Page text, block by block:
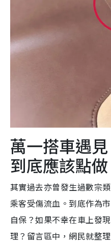
萬一搭車遇見
到底應該點做
其實過去亦曾發生過數宗
乘客受傷流血。到底作為
自保？如果不幸在車上發
理？留言區中，網民就整